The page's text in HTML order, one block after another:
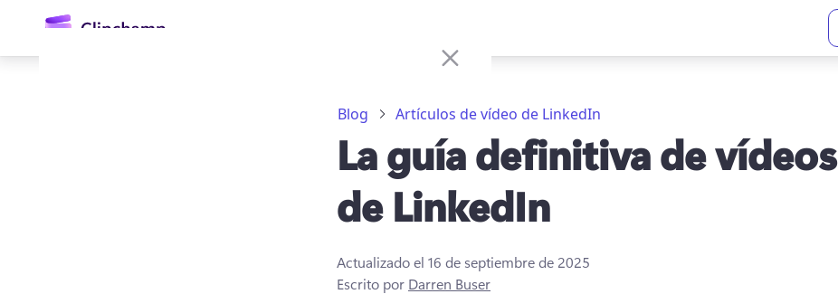
principal
Blog Artículos de vídeo de LinkedIn
La guía definitiva de vídeos
de LinkedIn
Actualizado el 16 de septiembre de 2025
Escrito por Darren Buser